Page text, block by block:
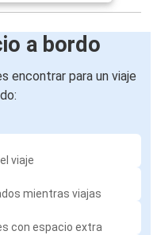
a bordo
encontrar para un viaje
viaje
mientras viajas
con espacio extra